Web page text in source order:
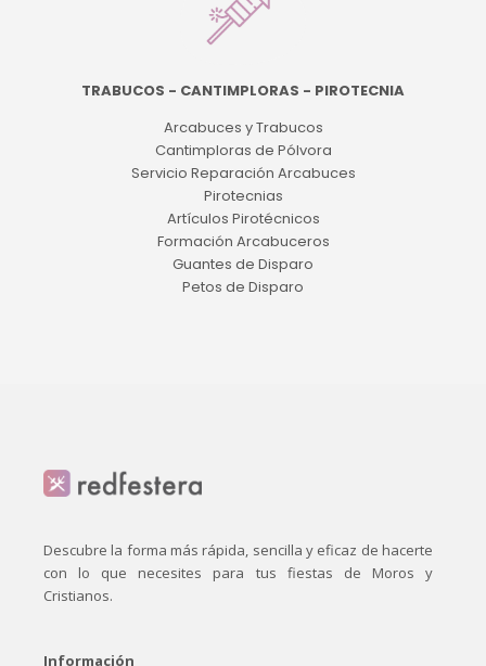
TRABUCOS - CANTIMPLORAS - PIROTECNIA
Arcabuces y Trabucos
Cantimploras de Pólvora
Servicio Reparación Arcabuces
Pirotecnias
Artículos Pirotécnicos
Formación Arcabuceros
Guantes de Disparo
Petos de Disparo
Descubre la forma más rápida, sencilla y eficaz de hacerte
con lo que necesites para tus fiestas de Moros y
Cristianos.
Información